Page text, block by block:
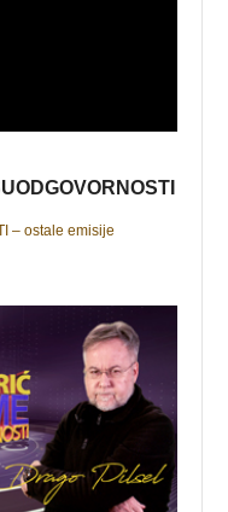
– ostale emisije